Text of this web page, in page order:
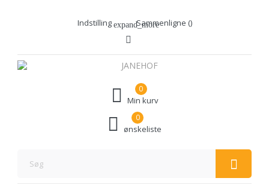
Indstilling expand_moreSammenligne ()
0
Min kurv
ønskeliste
0